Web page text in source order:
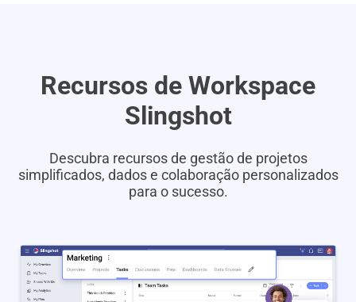
Recursos de Workspace
Slingshot
Descubra recursos de gestão de projetos
simplificados, dados e colaboração personalizados
para o sucesso.